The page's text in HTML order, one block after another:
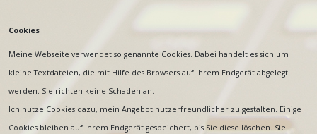
Cookies
Meine Webseite verwendet so genannte Cookies. Dabei handelt es sich um
kleine Textdateien, die mit Hilfe des Browsers auf Ihrem Endgerät abgelegt
werden. Sie richten keine Schaden an.
Ich nutze Cookies dazu, mein Angebot nutzerfreundlicher zu gestalten. Einige
Cookies bleiben auf Ihrem Endgerät gespeichert, bis Sie diese löschen. Sie